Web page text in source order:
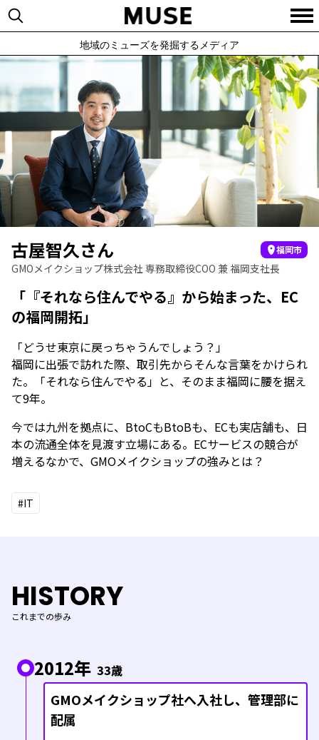
地域のミューズを発掘するメディア
古屋智久さん 福岡市
GMOメイクショップ株式会社 専務取締役COO 兼 福岡支社長
「『それなら住んでやる』から始まった、EC
の福岡開拓」
「どうせ東京に戻っちゃうんでしょう？」
福岡に出張で訪れた際、取引先からそんな言葉をかけられ
た。「それなら住んでやる」と、そのまま福岡に腰を据え
て9年。
今では九州を拠点に、BtoCもBtoBも、ECも実店舗も、日
本の流通全体を見渡す立場にある。ECサービスの競合が
増えるなかで、GMOメイクショップの強みとは？
#IT
HISTORY
これまでの歩み
2012年 33歳
GMOメイクショップ社へ入社し、管理部に
配属